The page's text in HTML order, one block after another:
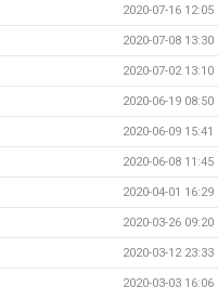
2020-07-16 12:05
2020-07-08 13:30
2020-07-02 13:10
2020-06-19 08:50
2020-06-09 15:41
2020-06-08 11:45
2020-04-01 16:29
2020-03-26 09:20
2020-03-12 23:33
2020-03-03 16:06